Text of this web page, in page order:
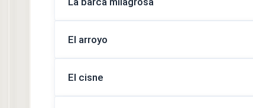
El arroyo
El cisne